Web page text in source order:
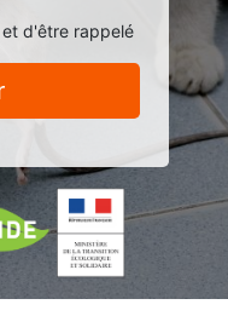
d'être rappelé